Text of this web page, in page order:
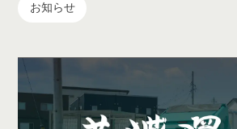
お知らせ